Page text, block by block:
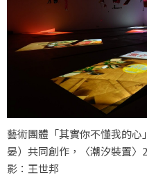
藝術團體「其實你不懂我的
晏）共同創作，〈潮汐裝置
影：王世邦